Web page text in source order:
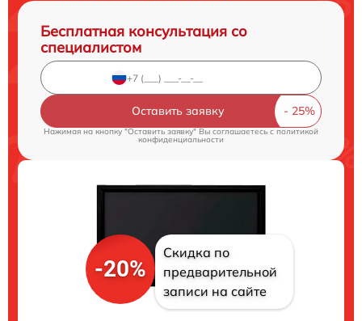
Бесплатная консультация со
специалистом
Оставить заявку
Нажимая на кнопку "Оставить заявку" Вы соглашаетесь cполитикой
конфиденциальности
-20%
Скидка по
предварительной
записи на сайте